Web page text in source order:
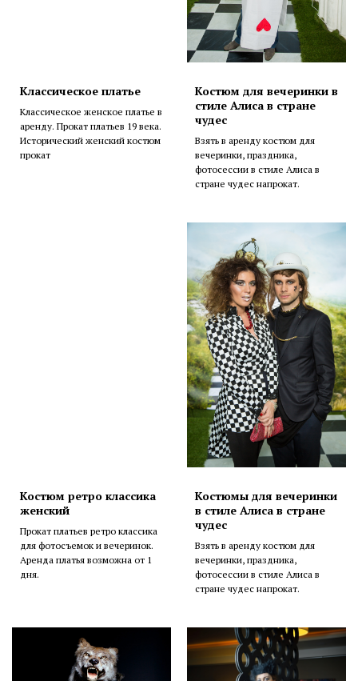
Классическое платье
Классическое женское платье в
аренду. Прокат платьев 19 века.
Исторический женский костюм
прокат
Костюм для вечеринки в
стиле Алиса в стране
чудес
Взять в аренду костюм для
вечеринки, праздника,
фотосессии в стиле Алиса в
стране чудес напрокат.
Костюм ретро классика
женский
Прокат платьев ретро классика
для фотосъемок и вечеринок.
Аренда платья возможна от 1
дня.
Костюмы для вечеринки
в стиле Алиса в стране
чудес
Взять в аренду костюм для
вечеринки, праздника,
фотосессии в стиле Алиса в
стране чудес напрокат.